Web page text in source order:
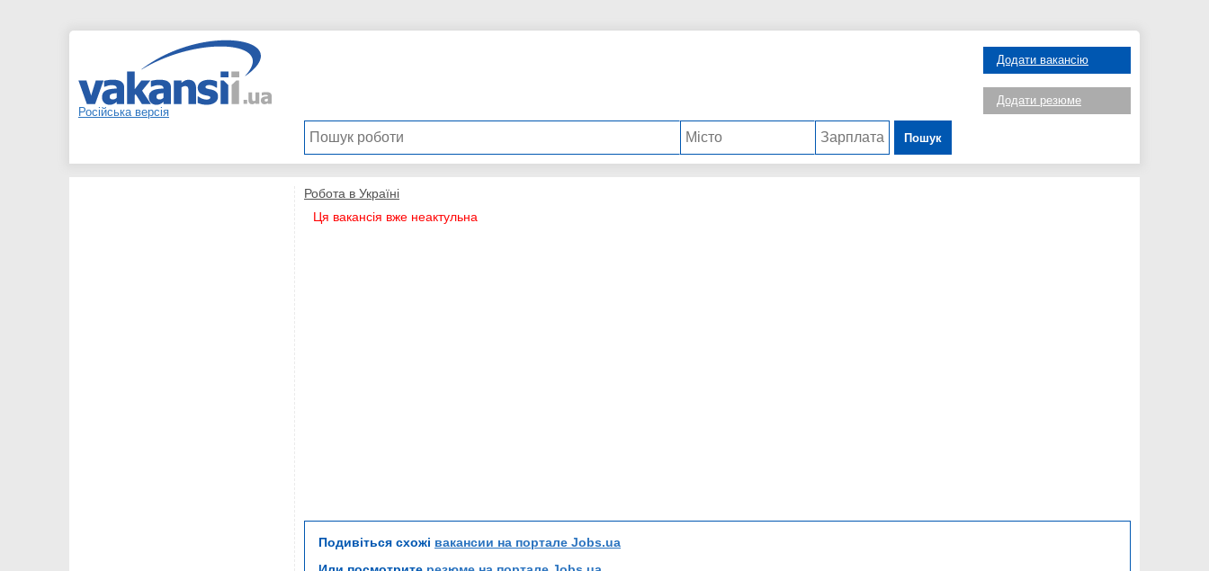
Російська версія
Пошук
Додати вакансію
Додати резюме
Робота в Україні
Ця вакансія вже неактульна
Подивіться схожі вакансии на портале Jobs.ua